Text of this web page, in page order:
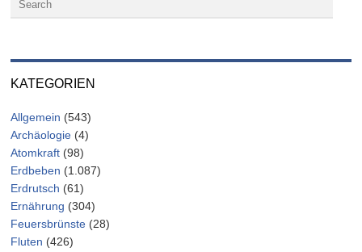
KATEGORIEN
Allgemein (543)
Archäologie (4)
Atomkraft (98)
Erdbeben (1.087)
Erdrutsch (61)
Ernährung (304)
Feuersbrünste (28)
Fluten (426)